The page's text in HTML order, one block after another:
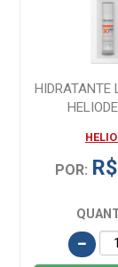
HIDRATANTE
POR: